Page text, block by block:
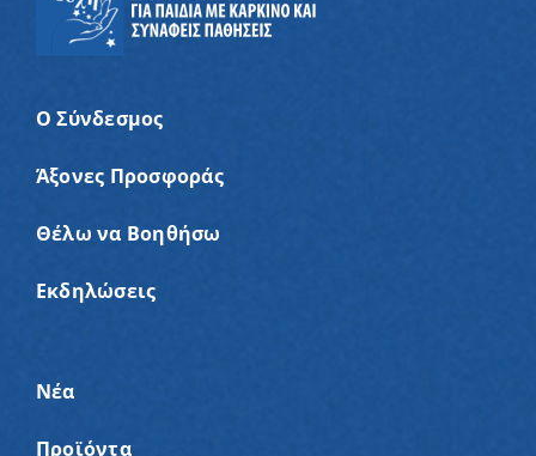
Ο Σύνδεσμος
Άξονες Προσφοράς
Θέλω να Βοηθήσω
Εκδηλώσεις
Νέα
Προϊόντα